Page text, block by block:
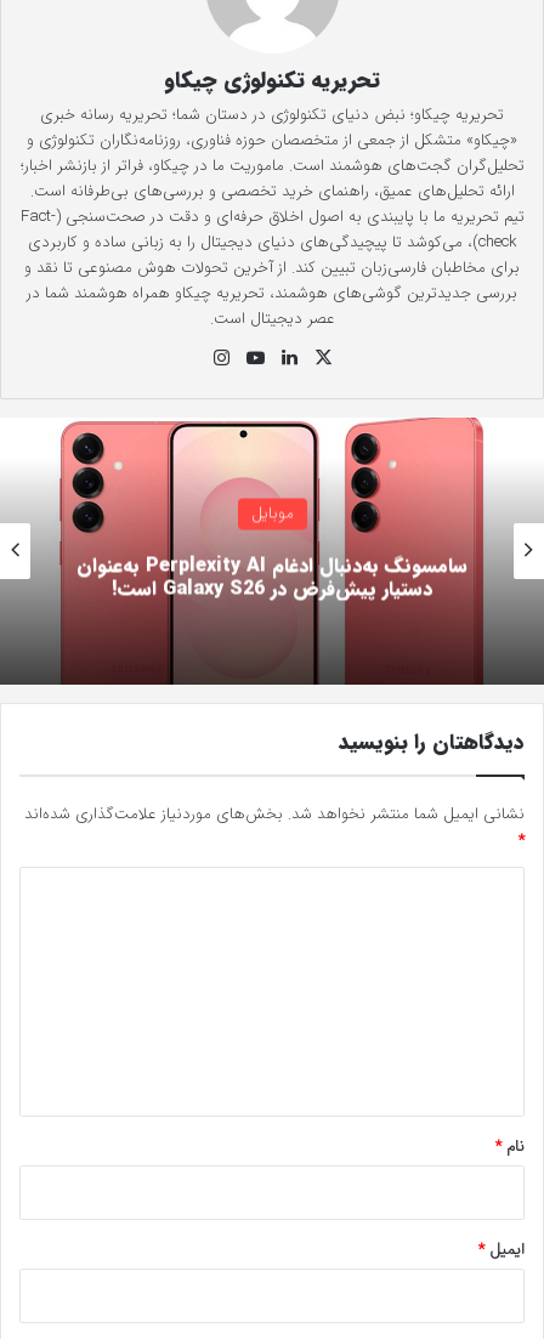
تحریریه تکنولوژی چیکاو
تحریریه چیکاو؛ نبض دنیای تکنولوژی در دستان شما؛ تحریریه رسانه خبری
«چیکاو» متشکل از جمعی از متخصصان حوزه فناوری، روزنامه‌نگاران تکنولوژی و
تحلیل‌گران گجت‌های هوشمند است. ماموریت ما در چیکاو، فراتر از بازنشر اخبار؛
ارائه تحلیل‌های عمیق، راهنمای خرید تخصصی و بررسی‌های بی‌طرفانه است.
تیم تحریریه ما با پایبندی به اصول اخلاق حرفه‌ای و دقت در صحت‌سنجی (Fact-
check)، می‌کوشد تا پیچیدگی‌های دنیای دیجیتال را به زبانی ساده و کاربردی
برای مخاطبان فارسی‌زبان تبیین کند. از آخرین تحولات هوش مصنوعی تا نقد و
بررسی جدیدترین گوشی‌های هوشمند، تحریریه چیکاو همراه هوشمند شما در
عصر دیجیتال است.
X
لینک
ن
یوت
ب گرام
موبایل
سامسونگ Galaxy F36 5G با دریافت گواهی
بلوتوث به رونمایی نزدیک‌تر شد
دیدگاهتان را بنویسید
نشانی ایمیل شما منتشر نخواهد شد. بخش‌های موردنیاز علامت‌گذاری شده‌اند
*
نام*
ایمیل*